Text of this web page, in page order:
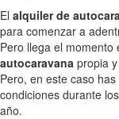
El alquiler de
para comenzar a
Pero llega el
autocaravana propia
Pero, en este caso
condiciones durante los
año.